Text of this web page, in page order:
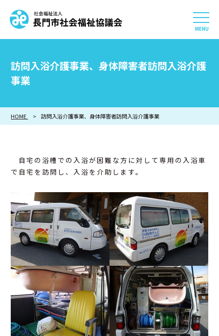
社会福祉法人 長門市社
相談したい
参加したい・貢献したい
採用情報
アクセス
お問合せ
訪問入浴介護事業、身体障害者訪問入浴介護
事業
HOME 訪問入浴介護事業、身体障害者訪問入浴介護事業
自宅の浴槽での入浴が困難な方に対して専用の入浴車
で自宅を訪問し、入浴を介助します。